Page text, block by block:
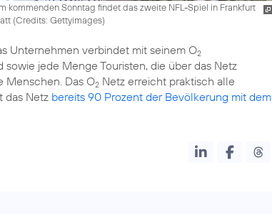
kommenden Sonntag findet das zweite NFL-Spiel in Frankfurt
(Credits: Gettyimages)
Unternehmen verbindet mit seinem O2
jede Menge Touristen, die über das Netz
Menschen. Das O2 Netz erreicht praktisch alle
das Netz bereits 90 Prozent der Bevölkerung mit dem